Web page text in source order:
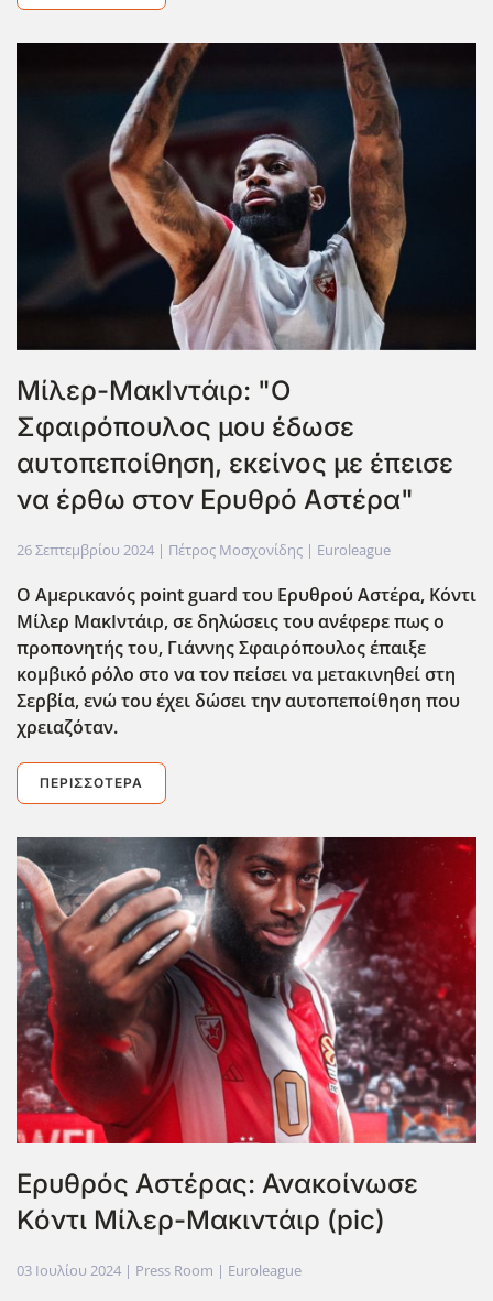
Μίλερ-ΜακΙντάιρ: "Ο
Σφαιρόπουλος μου έδωσε
αυτοπεποίθηση, εκείνος με έπεισε
να έρθω στον Ερυθρό Αστέρα"
26 Σεπτεμβρίου 2024 | Πέτρος Μοσχονίδης | Euroleague
Ο Αμερικανός point guard του Ερυθρού Αστέρα, Κόντι
Μίλερ ΜακΙντάιρ, σε δηλώσεις του ανέφερε πως ο
προπονητής του, Γιάννης Σφαιρόπουλος έπαιξε
κομβικό ρόλο στο να τον πείσει να μετακινηθεί στη
Σερβία, ενώ του έχει δώσει την αυτοπεποίθηση που
χρειαζόταν.
ΠΕΡΙΣΣΌΤΕΡΑ
Ερυθρός Αστέρας: Ανακοίνωσε
Κόντι Μίλερ-Μακιντάιρ (pic)
03 Ιουλίου 2024 | Press Room | Euroleague